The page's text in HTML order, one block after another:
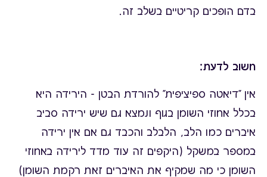
בדם הופכים קריטיים בשלב זה.
חשוב לדעת:
אין "דיאטה ספיציפית" להורדת הבטן - הירידה היא
בכלל אחוזי השומן בגוף ונמצא גם שיש ירידה סביב
איברים כמו הלב, הלבלב והכבד גם אם אין ירידה
במספר במשקל (היקפים זה עוד מדד לירידה באחוזי
השומן כי מה שמקיף את האיברים זאת רקמת השומן)